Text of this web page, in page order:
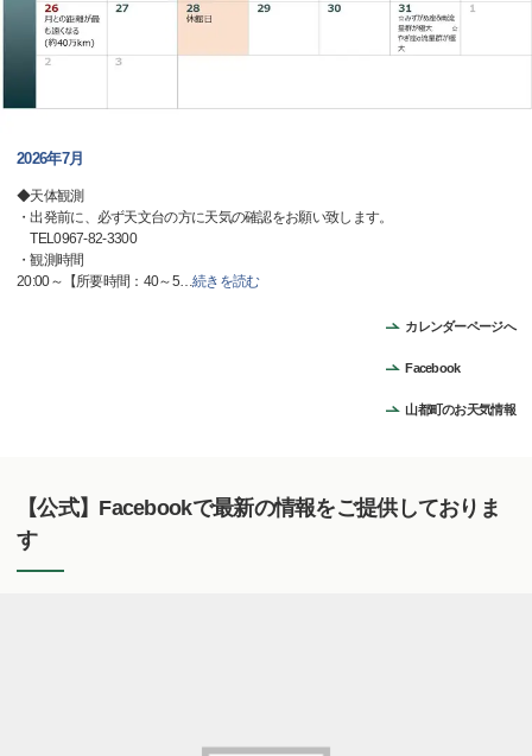
2026年7月
◆天体観測
・出発前に、必ず天文台の方に天気の確認をお願い致します。
TEL0967-82-3300
・観測時間
20:00～【所要時間：40～5…続きを読む
カレンダーページへ
Facebook
山都町のお天気情報
【公式】Facebookで最新の情報をご提供しておりま
す